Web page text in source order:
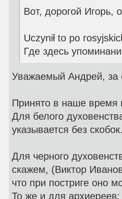
Вот, дорогой Игорь,
Uczynił to po
Где здесь
Уважаемый Андрей, за
Принято в наше время
Для белого
указывается без
Для черного
скажем, (Виктор
что при постриге оно
То же и для